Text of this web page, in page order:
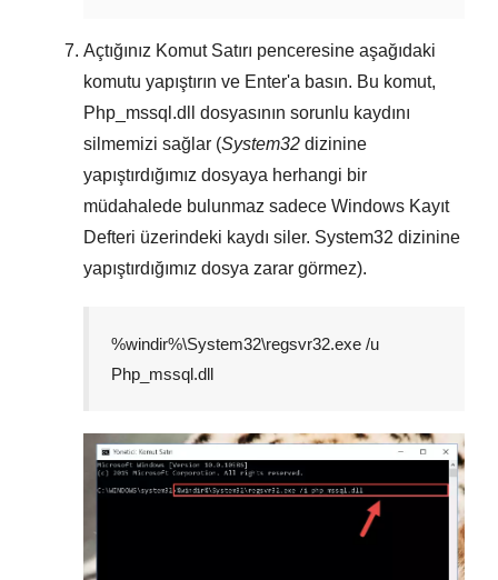
Açtığınız Komut Satırı penceresine aşağıdaki
komutu yapıştırın ve Enter'a basın. Bu komut,
Php_mssql.dll
dosyasının sorunlu kaydını
silmemizi sağlar (System32 dizinine
yapıştırdığımız dosyaya herhangi bir
müdahalede bulunmaz sadece Windows Kayıt
Defteri üzerindeki kaydı siler. System32 dizinine
yapıştırdığımız dosya zarar görmez).
%windir%\System32\regsvr32.exe /u
Php_mssql.dll